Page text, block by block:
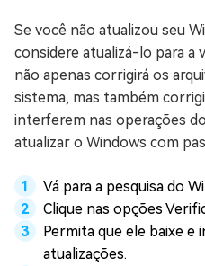
Se você não atualizou seu
considere atualizá-lo para a
não apenas corrigirá os
sistema, mas também
interferem nas operações
atualizar o Windows com
Vá para a pesquisa do
Clique nas opções
Permita que ele baixe e
atualizações.